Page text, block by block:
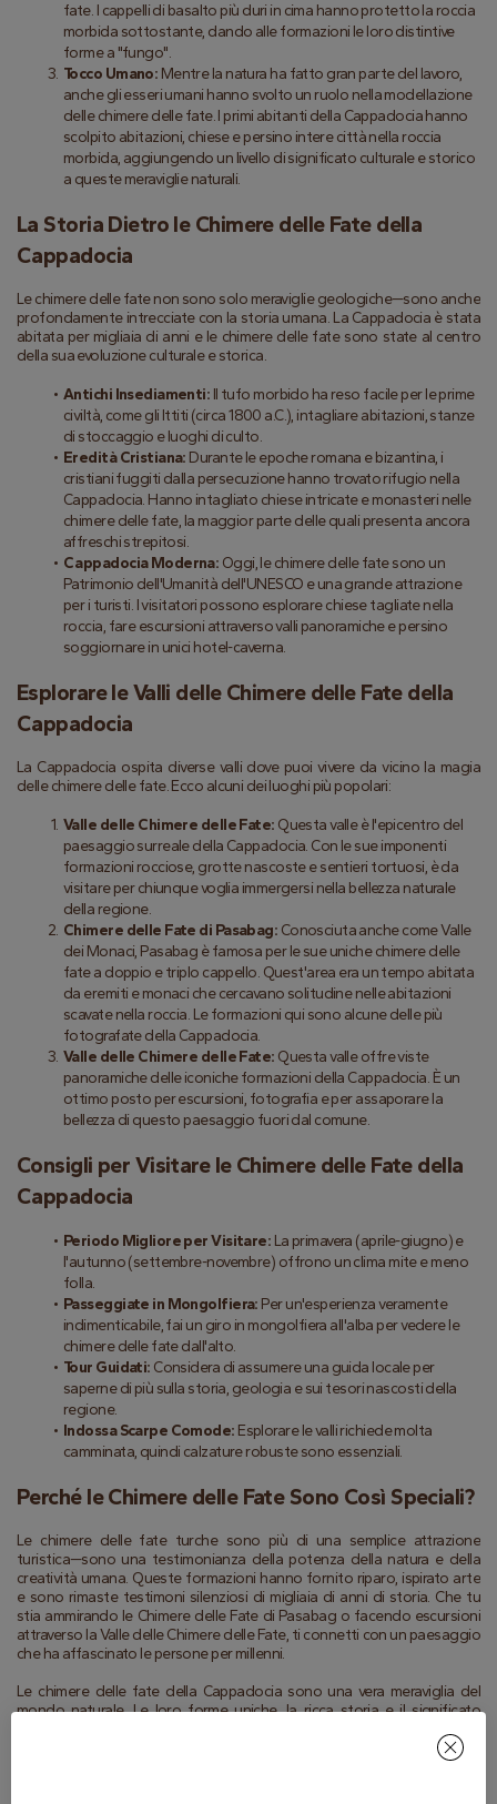
fate. I cappelli di basalto più duri in cima hanno protetto la roccia
morbida sottostante, dando alle formazioni le loro distintive
forme a "fungo".
Tocco Umano: Mentre la natura ha fatto gran parte del lavoro,
anche gli esseri umani hanno svolto un ruolo nella modellazione
delle chimere delle fate. I primi abitanti della Cappadocia hanno
scolpito abitazioni, chiese e persino intere città nella roccia
morbida, aggiungendo un livello di significato culturale e storico
a queste meraviglie naturali.
La Storia Dietro le Chimere delle Fate della
Cappadocia
Le chimere delle fate non sono solo meraviglie geologiche—sono anche
profondamente intrecciate con la storia umana. La Cappadocia è stata
abitata per migliaia di anni e le chimere delle fate sono state al centro
della sua evoluzione culturale e storica.
Antichi Insediamenti: Il tufo morbido ha reso facile per le prime
civiltà, come gli Ittiti (circa 1800 a.C.), intagliare abitazioni, stanze
di stoccaggio e luoghi di culto.
Eredità Cristiana: Durante le epoche romana e bizantina, i
cristiani fuggiti dalla persecuzione hanno trovato rifugio nella
Cappadocia. Hanno intagliato chiese intricate e monasteri nelle
chimere delle fate, la maggior parte delle quali presenta ancora
affreschi strepitosi.
Cappadocia Moderna: Oggi, le chimere delle fate sono un
Patrimonio dell'Umanità dell'UNESCO e una grande attrazione
per i turisti. I visitatori possono esplorare chiese tagliate nella
roccia, fare escursioni attraverso valli panoramiche e persino
soggiornare in unici hotel-caverna.
Esplorare le Valli delle Chimere delle Fate della
Cappadocia
La Cappadocia ospita diverse valli dove puoi vivere da vicino la magia
delle chimere delle fate. Ecco alcuni dei luoghi più popolari:
Valle delle Chimere delle Fate: Questa valle è l'epicentro del
paesaggio surreale della Cappadocia. Con le sue imponenti
formazioni rocciose, grotte nascoste e sentieri tortuosi, è da
visitare per chiunque voglia immergersi nella bellezza naturale
della regione.
Chimere delle Fate di Pasabag: Conosciuta anche come Valle
dei Monaci, Pasabag è famosa per le sue uniche chimere delle
fate a doppio e triplo cappello. Quest'area era un tempo abitata
da eremiti e monaci che cercavano solitudine nelle abitazioni
scavate nella roccia. Le formazioni qui sono alcune delle più
fotografate della Cappadocia.
Valle delle Chimere delle Fate: Questa valle offre viste
panoramiche delle iconiche formazioni della Cappadocia. È un
ottimo posto per escursioni, fotografia e per assaporare la
bellezza di questo paesaggio fuori dal comune.
Consigli per Visitare le Chimere delle Fate della
Cappadocia
Periodo Migliore per Visitare: La primavera (aprile-giugno) e
l'autunno (settembre-novembre) offrono un clima mite e meno
folla.
Passeggiate in Mongolfiera: Per un'esperienza veramente
indimenticabile, fai un giro in mongolfiera all'alba per vedere le
chimere delle fate dall'alto.
Tour Guidati: Considera di assumere una guida locale per
saperne di più sulla storia, geologia e sui tesori nascosti della
regione.
Indossa Scarpe Comode: Esplorare le valli richiede molta
camminata, quindi calzature robuste sono essenziali.
Perché le Chimere delle Fate Sono Così Speciali?
Le chimere delle fate turche sono più di una semplice attrazione
turistica—sono una testimonianza della potenza della natura e della
creatività umana. Queste formazioni hanno fornito riparo, ispirato arte
e sono rimaste testimoni silenziosi di migliaia di anni di storia. Che tu
stia ammirando le Chimere delle Fate di Pasabag o facendo escursioni
attraverso la Valle delle Chimere delle Fate, ti connetti con un paesaggio
che ha affascinato le persone per millenni.
Le chimere delle fate della Cappadocia sono una vera meraviglia del
mondo naturale. Le loro forme uniche, la ricca storia e il significato
stia esplorando la Valle delle Chimere delle Fate, ammirando le Chimere
delle Fate di Pasabag, o semplicemente meravigliandoti delle chimere